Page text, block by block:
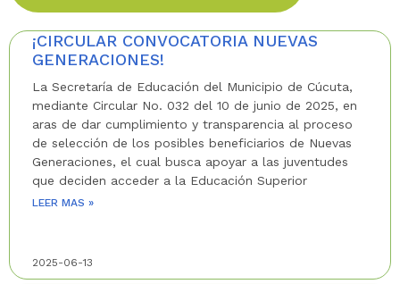
¡CIRCULAR CONVOCATORIA NUEVAS
GENERACIONES!
La Secretaría de Educación del Municipio de Cúcuta,
mediante Circular No. 032 del 10 de junio de 2025, en
aras de dar cumplimiento y transparencia al proceso
de selección de los posibles beneficiarios de Nuevas
Generaciones, el cual busca apoyar a las juventudes
que deciden acceder a la Educación Superior
LEER MAS »
2025-06-13